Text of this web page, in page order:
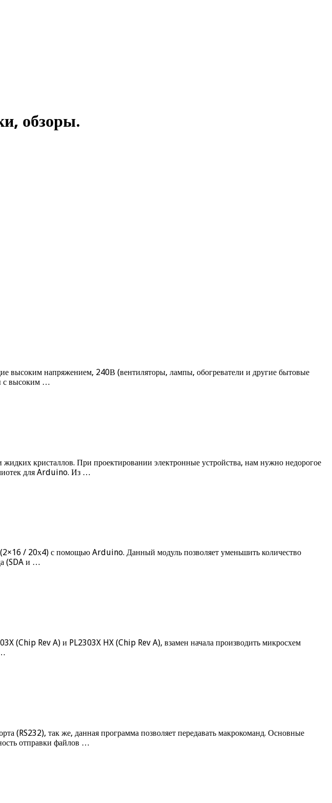
обзоры.
напряжением, 240В (вентиляторы, лампы, обогреватели и другие бытовые
с высоким …
кристаллов. При проектировании электронные устройства, нам нужно недорогое
для Arduino. Из …
(2×16 / 20х4) с помощью Arduino. Данный модуль позволяет уменьшить количество
(SDA и …
(Chip Rev A) и PL2303X HX (Chip Rev A), взамен начала производить микросхем
(RS232), так же, данная программа позволяет передавать макрокоманд. Основные
отправки файлов …